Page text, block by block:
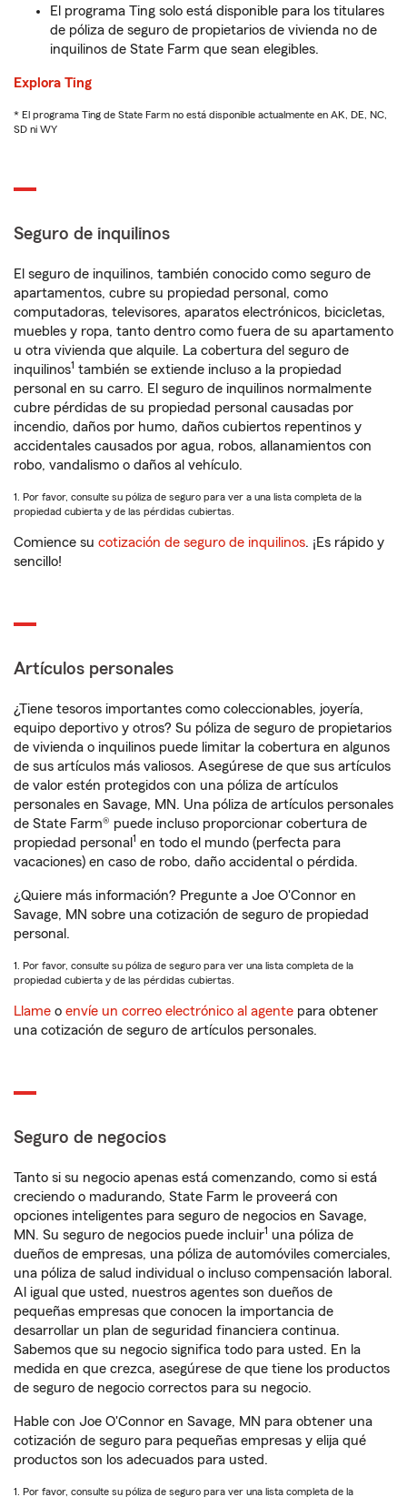
El programa Ting solo está disponible para los titulares
de póliza de seguro de propietarios de vivienda no de
inquilinos de State Farm que sean elegibles.
Explora Ting
* El programa Ting de State Farm no está disponible actualmente en AK, DE, NC,
SD ni WY
Seguro de inquilinos
El seguro de inquilinos, también conocido como seguro de
apartamentos, cubre su propiedad personal, como
computadoras, televisores, aparatos electrónicos, bicicletas,
muebles y ropa, tanto dentro como fuera de su apartamento
u otra vivienda que alquile. La cobertura del seguro de
inquilinos1 también se extiende incluso a la propiedad
personal en su carro. El seguro de inquilinos normalmente
cubre pérdidas de su propiedad personal causadas por
incendio, daños por humo, daños cubiertos repentinos y
accidentales causados por agua, robos, allanamientos con
robo, vandalismo o daños al vehículo.
1. Por favor, consulte su póliza de seguro para ver a una lista completa de la
propiedad cubierta y de las pérdidas cubiertas.
Comience su cotización de seguro de inquilinos. ¡Es rápido y
sencillo!
Artículos personales
¿Tiene tesoros importantes como coleccionables, joyería,
equipo deportivo y otros? Su póliza de seguro de propietarios
de vivienda o inquilinos puede limitar la cobertura en algunos
de sus artículos más valiosos. Asegúrese de que sus artículos
de valor estén protegidos con una póliza de artículos
personales en Savage, MN. Una póliza de artículos personales
de State Farm® puede incluso proporcionar cobertura de
propiedad personal 1 en todo el mundo (perfecta para
vacaciones) en caso de robo, daño accidental o pérdida.
¿Quiere más información? Pregunte a Joe O'Connor en
Savage, MN sobre una cotización de seguro de propiedad
personal.
1. Por favor, consulte su póliza de seguro para ver una lista completa de la
propiedad cubierta y de las pérdidas cubiertas.
Llame o envíe un correo electrónico al agente para obtener
una cotización de seguro de artículos personales.
Seguro de negocios
Tanto si su negocio apenas está comenzando, como si está
creciendo o madurando, State Farm le proveerá con
opciones inteligentes para seguro de negocios en Savage,
MN. Su seguro de negocios puede incluir1 una póliza de
dueños de empresas, una póliza de automóviles comerciales,
una póliza de salud individual o incluso compensación laboral.
Al igual que usted, nuestros agentes son dueños de
pequeñas empresas que conocen la importancia de
desarrollar un plan de seguridad financiera continua.
Sabemos que su negocio significa todo para usted. En la
medida en que crezca, asegúrese de que tiene los productos
de seguro de negocio correctos para su negocio.
Hable con Joe O'Connor en Savage, MN para obtener una
cotización de seguro para pequeñas empresas y elija qué
productos son los adecuados para usted.
1. Por favor, consulte su póliza de seguro para ver una lista completa de la